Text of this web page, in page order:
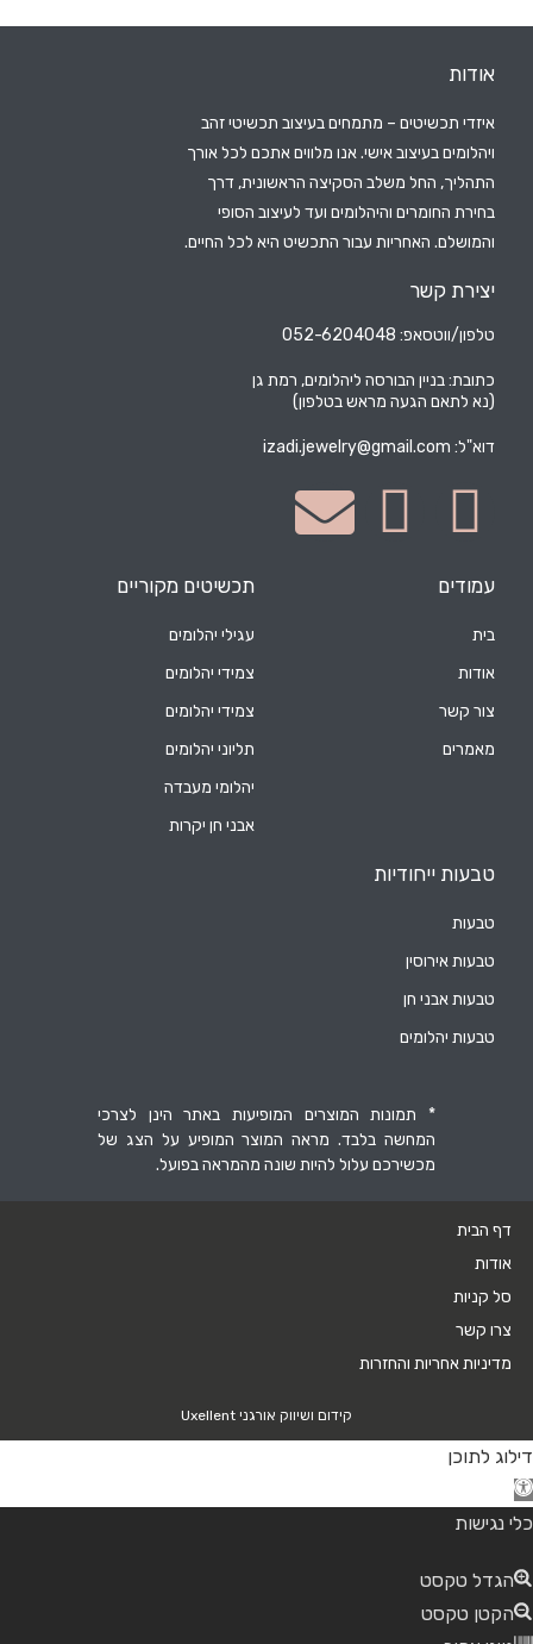
אודות
איזדי תכשיטים – מתמחים בעיצוב תכשיטי זהב
ויהלומים בעיצוב אישי. אנו מלווים אתכם לכל אורך
התהליך, החל משלב הסקיצה הראשונית, דרך
בחירת החומרים והיהלומים ועד לעיצוב הסופי
והמושלם. האחריות עבור התכשיט היא לכל החיים.
יצירת קשר
טלפון/ווטסאפ: 052-6204048
כתובת: בניין הבורסה ליהלומים, רמת גן
(נא לתאם הגעה מראש בטלפון)
דוא"ל: izadi.jewelry@gmail.com
עמודים
בית
אודות
צור קשר
מאמרים
תכשיטים מקוריים
עגילי יהלומים
צמידי יהלומים
צמידי יהלומים
תליוני יהלומים
יהלומי מעבדה
אבני חן יקרות
טבעות ייחודיות
טבעות
טבעות אירוסין
טבעות אבני חן
טבעות יהלומים
* תמונות המוצרים המופיעות באתר הינן לצרכי
המחשה בלבד. מראה המוצר המופיע על הצג של
מכשירכם עלול להיות שונה מהמראה בפועל.
דף הבית
אודות
סל קניות
צרו קשר
מדיניות אחריות והחזרות
קידום ושיווק אורגני Uxellent
דילוג לתוכן
פ
ת
ס
ר
כלי נגישות
הגדל טקסט
הקטן טקסט